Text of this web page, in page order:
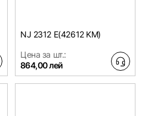
NJ 2312 E(42612 KM)
Цена за шт.:
864,00 лей